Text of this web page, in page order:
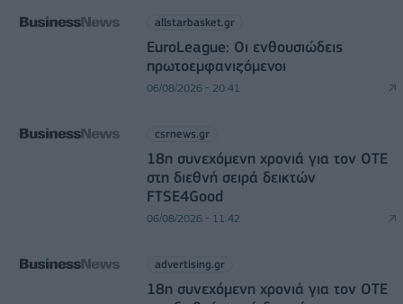
allstarbasket.gr
EuroLeague: Οι ενθουσιώδεις
πρωτοεμφανιζόμενοι
06/08/2026 - 20:41
csrnews.gr
18η συνεχόμενη χρονιά για τον ΟΤΕ
στη διεθνή σειρά δεικτών
FTSE4Good
06/08/2026 - 11:42
advertising.gr
18η συνεχόμενη χρονιά για τον ΟΤΕ